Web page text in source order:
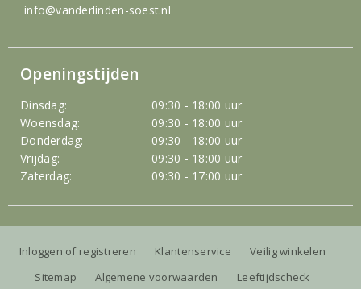
info@vanderlinden-soest.nl
Openingstijden
Dinsdag:
09:30 - 18:00 uur
Woensdag:
09:30 - 18:00 uur
Donderdag:
09:30 - 18:00 uur
Vrijdag:
09:30 - 18:00 uur
Zaterdag:
09:30 - 17:00 uur
Inloggen of registreren Klantenservice
Veilig winkelen
Sitemap
Algemene voorwaarden Leeftijdscheck